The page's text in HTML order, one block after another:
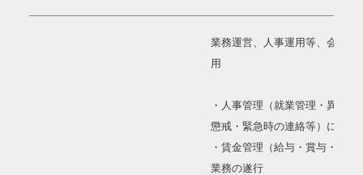
業務運営、人事運用等、会社運
用
・人事管理（就業管理・異動
懲戒・緊急時の連絡等）に関す
・賃金管理（給与・賞与・退
業務の遂行